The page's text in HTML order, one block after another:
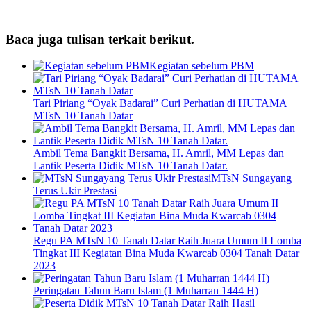
Baca juga tulisan terkait berikut.
Kegiatan sebelum PBM
Tari Piriang “Oyak Badarai” Curi Perhatian di HUTAMA
MTsN 10 Tanah Datar
Ambil Tema Bangkit Bersama, H. Amril, MM Lepas dan
Lantik Peserta Didik MTsN 10 Tanah Datar.
MTsN Sungayang
Terus Ukir Prestasi
Regu PA MTsN 10 Tanah Datar Raih Juara Umum II Lomba
Tingkat III Kegiatan Bina Muda Kwarcab 0304 Tanah Datar
2023
Peringatan Tahun Baru Islam (1 Muharran 1444 H)